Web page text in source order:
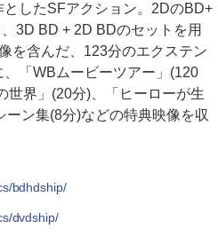
したSFアクション。2DのBD+
3D BD + 2D BDのセットを用
を含んだ、123分のエクステン
「WBムービーツアー」(120
世界」(20分)、「ヒーローが生
ーン集(8分)などの特典映像を収
bdhdship/
dvdship/